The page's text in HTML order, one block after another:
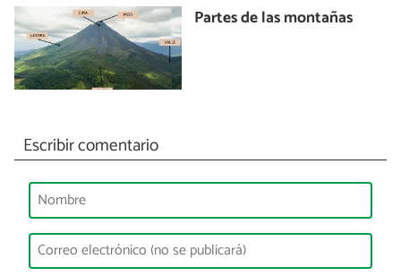
Partes de las montañas
Escribir comentario